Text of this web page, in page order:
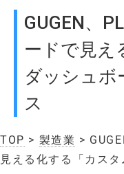
GUGEN、
ードで見え
ダッシュボ
ス
TOP > 製造業 >
見える化する「カス